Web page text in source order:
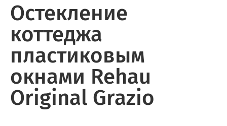
Остекление
коттеджа
пластиковым
окнами Rehau
Original Grazio